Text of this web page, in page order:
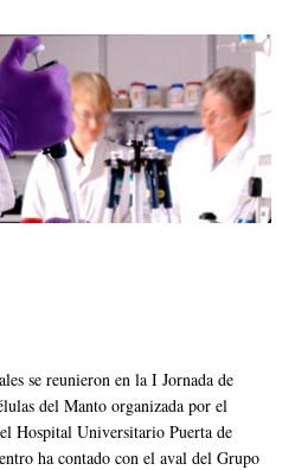
se reunieron en la I Jornada de
del Manto organizada por el
Hospital Universitario Puerta de
ha contado con el aval del Grupo